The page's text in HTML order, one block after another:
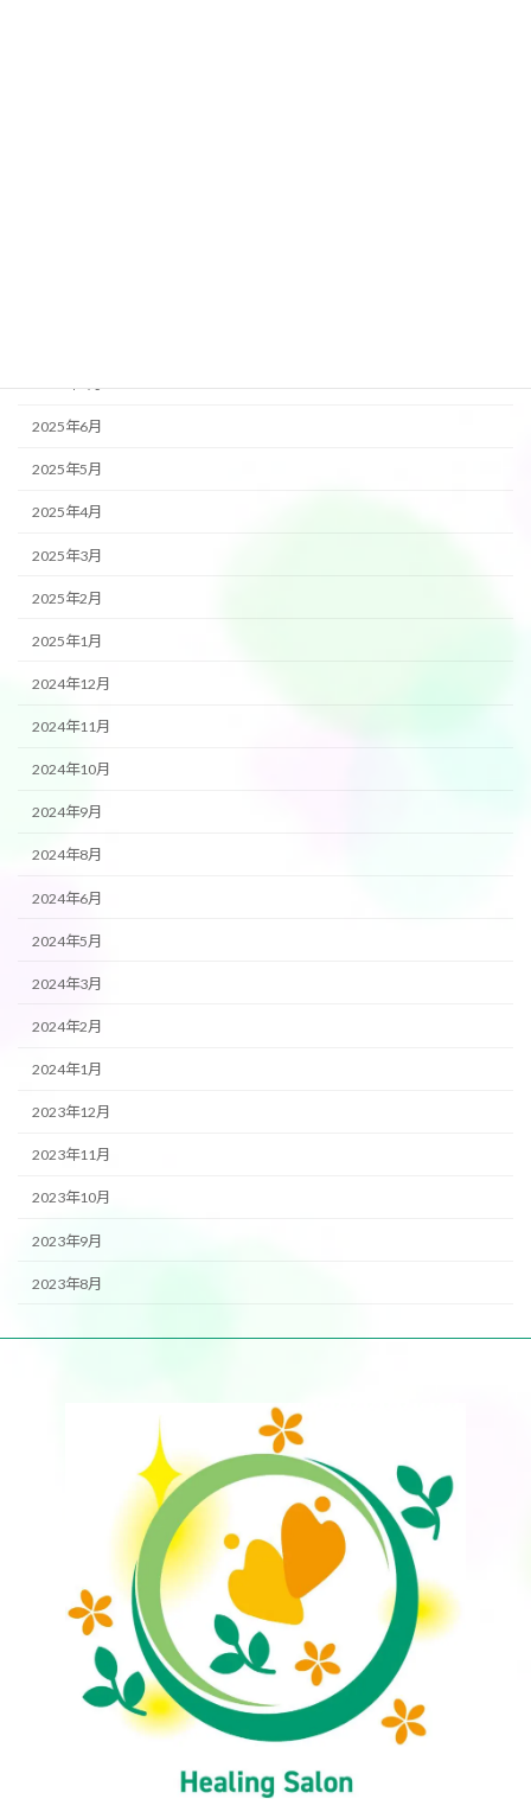
2025年7月
2025年6月
2025年5月
2025年4月
2025年3月
2025年2月
2025年1月
2024年12月
2024年11月
2024年10月
2024年9月
2024年8月
2024年6月
2024年5月
2024年3月
2024年2月
2024年1月
2023年12月
2023年11月
2023年10月
2023年9月
2023年8月